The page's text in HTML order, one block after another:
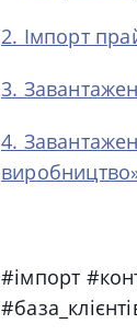
2. Імпорт
3.
4.
#імпорт